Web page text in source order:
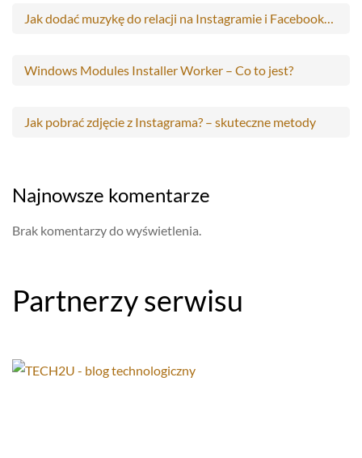
Windows Modules Installer Worker – Co to jest?
Jak pobrać zdjęcie z Instagrama? – skuteczne metody
Najnowsze komentarze
Brak komentarzy do wyświetlenia.
Partnerzy serwisu